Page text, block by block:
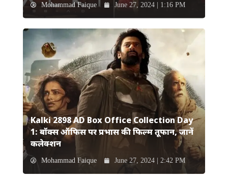
Mohammad Faique June 27, 2024 | 1:16 PM
Kalki 2898 AD Box Office Collection Day
1: बॉक्स ऑफिस पर प्रभास की फिल्म तूफान, जानें
कलेक्शन
Mohammad Faique June 27, 2024 | 2:42 PM